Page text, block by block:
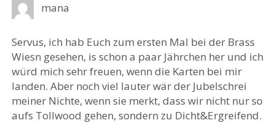
mana
Servus, ich hab Euch zum ersten Mal bei der Brass
Wiesn gesehen, is schon a paar Jährchen her und ich
würd mich sehr freuen, wenn die Karten bei mir
landen. Aber noch viel lauter wär der Jubelschrei
meiner Nichte, wenn sie merkt, dass wir nicht nur so
aufs Tollwood gehen, sondern zu Dicht&Ergreifend.